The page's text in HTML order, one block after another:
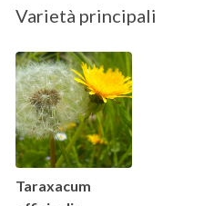
Varietà principali
Taraxacum